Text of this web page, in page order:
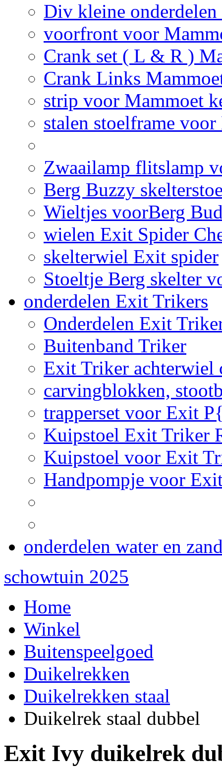
Div kleine
voorfront voor
Crank set ( L & R )
Crank Links
strip voor Mammoet
stalen stoelframe
Zwaailamp flitslamp
Berg Buzzy
Wieltjes voorBerg
wielen Exit Spider
skelterwiel Exit spider
Stoeltje Berg skelter
onderdelen Exit Trikers
Onderdelen Exit
Buitenband Triker
Exit Triker achterwiel
carvingblokken,
trapperset voor Exit
Kuipstoel Exit Triker
Kuipstoel voor Exit
Handpompje voor
onderdelen water en
schowtuin 2025
Home
Winkel
Buitenspeelgoed
Duikelrekken
Duikelrekken staal
Duikelrek staal dubbel
Exit Ivy duikelrek